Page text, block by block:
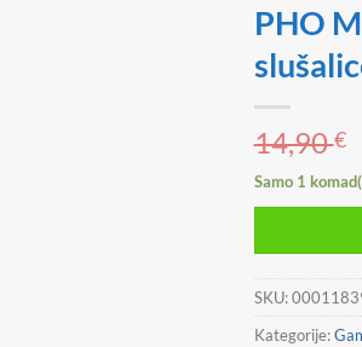
PHO
14,90€
Samo 1
SKU:
Kategorije: